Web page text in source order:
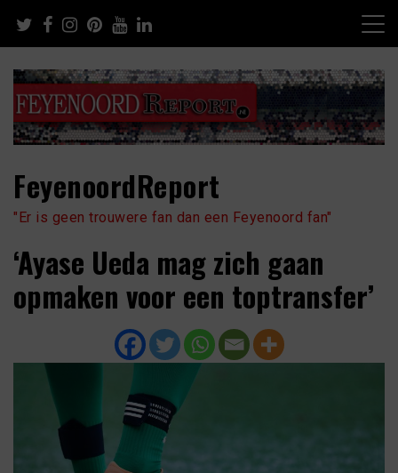
content
FeyenoordReport
"Er is geen trouwere fan dan een Feyenoord fan"
‘Ayase Ueda mag zich gaan
opmaken voor een toptransfer’